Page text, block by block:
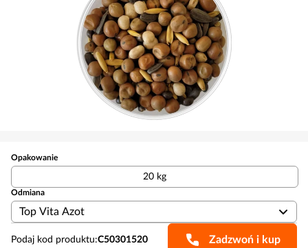
Opakowanie
20 kg
Odmiana
Top Vita Azot
Podaj kod produktu:C50301520 Zadzwoń i kup